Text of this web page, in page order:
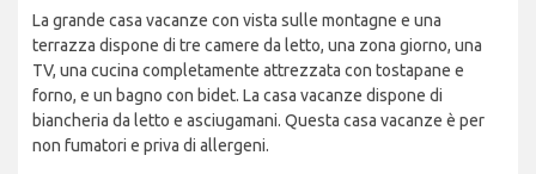
La grande casa vacanze con vista sulle montagne e una
terrazza dispone di tre camere da letto, una zona giorno, una
TV, una cucina completamente attrezzata con tostapane e
forno, e un bagno con bidet. La casa vacanze dispone di
biancheria da letto e asciugamani. Questa casa vacanze è per
non fumatori e priva di allergeni.